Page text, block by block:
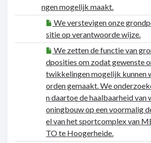
ngen mogelijk maakt.
We verstevigen onze
sitie op verantwoorde wijze.
We zetten de functie van
dposities om zodat gewenste
twikkelingen mogelijk kunnen
orden gemaakt. We
n daartoe de haalbaarheid van
oningbouw op een voormalig
el van het sportcomplex van
TO te Hoogerheide.